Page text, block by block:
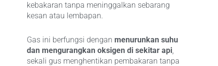
kebakaran tanpa meninggalkan sebarang
kesan atau lembapan.
Gas ini berfungsi dengan menurunkan suhu
dan mengurangkan oksigen di sekitar api,
sekali gus menghentikan pembakaran tanpa